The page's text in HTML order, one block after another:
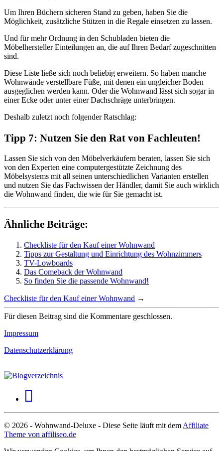
Um Ihren Büchern sicheren Stand zu geben, haben Sie die
Möglichkeit, zusätzliche Stützen in die Regale einsetzen zu lassen.
Und für mehr Ordnung in den Schubladen bieten die
Möbelhersteller Einteilungen an, die auf Ihren Bedarf zugeschnitten
sind.
Diese Liste ließe sich noch beliebig erweitern. So haben manche
Wohnwände verstellbare Füße, mit denen ein ungleicher Boden
ausgeglichen werden kann. Oder die Wohnwand lässt sich sogar in
einer Ecke oder unter einer Dachschräge unterbringen.
Deshalb zuletzt noch folgender Ratschlag:
Tipp 7: Nutzen Sie den Rat von Fachleuten!
Lassen Sie sich von den Möbelverkäufern beraten, lassen Sie sich
von den Experten eine computergestützte Zeichnung des
Möbelsystems mit all seinen unterschiedlichen Varianten erstellen
und nutzen Sie das Fachwissen der Händler, damit Sie auch wirklich
die Wohnwand finden, die wie für Sie gemacht ist.
Ähnliche Beiträge:
Checkliste für den Kauf einer Wohnwand
Tipps zur Gestaltung und Einrichtung des Wohnzimmers
TV-Lowboards
Das Comeback der Wohnwand
So finden Sie die passende Wohnwand!
Checkliste für den Kauf einer Wohnwand →
Für diesen Beitrag sind die Kommentare geschlossen.
Impressum
Datenschutzerklärung
© 2026 - Wohnwand-Deluxe - Diese Seite läuft mit dem Affiliate
Theme von affiliseo.de